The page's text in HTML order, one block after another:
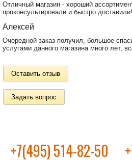
Отличный магазин - хороший
проконсультировали и быстро доставили!
Алексей
Очередной заказ получил, большое
услугами данного магазина много лет,
Оставить отзыв
Задать вопрос
+7(495) 514-82-50